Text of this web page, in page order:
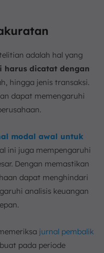
adalah hal yang
harus dicatat dengan
hingga jenis transaksi.
dapat memengaruhi
modal awal untuk
ini juga mempengaruhi
Dengan memastikan
dapat menghindari
analisis keuangan
jurnal pembalik
pada periode